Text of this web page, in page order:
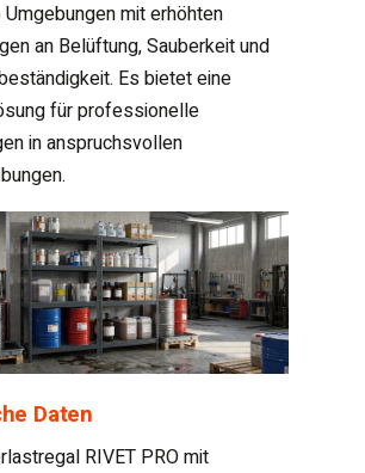
mit erhöhten
an Belüftung, Sauberkeit und
Es bietet eine
für professionelle
in anspruchsvollen
Daten
RIVET PRO mit